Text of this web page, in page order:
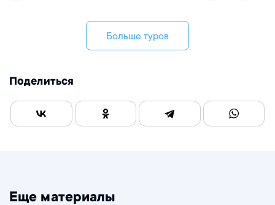
Больше туров
Поделиться
Еще материалы